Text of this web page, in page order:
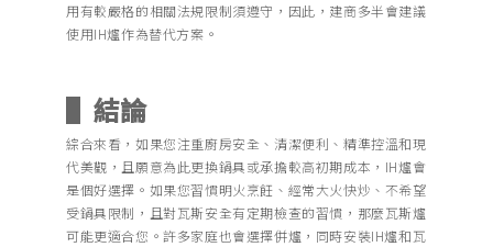
用有較嚴格的相關法規限制須遵守，因此，建商多半會建議
使用IH爐作為替代方案。
▌結論
綜合來看，如果您注重廚房安全、清潔便利、精準控溫和現
代美觀，且願意為此更換鍋具或承擔較高初期成本，IH爐會
是個好選擇。如果您習慣明火烹飪、經常大火快炒、不希望
受鍋具限制，且對瓦斯安全有定期檢查的習慣，那麼瓦斯爐
可能更適合您。許多家庭也會選擇併爐，同時安裝IH爐和瓦